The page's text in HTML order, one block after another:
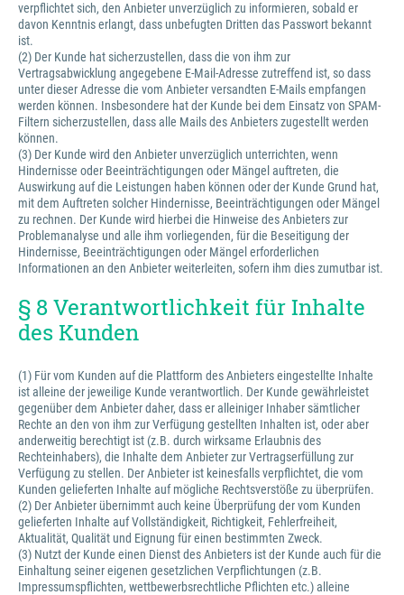
verpflichtet sich, den Anbieter unverzüglich zu informieren, sobald er
davon Kenntnis erlangt, dass unbefugten Dritten das Passwort bekannt
ist.
(2) Der Kunde hat sicherzustellen, dass die von ihm zur
Vertragsabwicklung angegebene E-Mail-Adresse zutreffend ist, so dass
unter dieser Adresse die vom Anbieter versandten E-Mails empfangen
werden können. Insbesondere hat der Kunde bei dem Einsatz von SPAM-
Filtern sicherzustellen, dass alle Mails des Anbieters zugestellt werden
können.
(3) Der Kunde wird den Anbieter unverzüglich unterrichten, wenn
Hindernisse oder Beeinträchtigungen oder Mängel auftreten, die
Auswirkung auf die Leistungen haben können oder der Kunde Grund hat,
mit dem Auftreten solcher Hindernisse, Beeinträchtigungen oder Mängel
zu rechnen. Der Kunde wird hierbei die Hinweise des Anbieters zur
Problemanalyse und alle ihm vorliegenden, für die Beseitigung der
Hindernisse, Beeinträchtigungen oder Mängel erforderlichen
Informationen an den Anbieter weiterleiten, sofern ihm dies zumutbar ist.
§ 8 Verantwortlichkeit für Inhalte
des Kunden
(1) Für vom Kunden auf die Plattform des Anbieters eingestellte Inhalte
ist alleine der jeweilige Kunde verantwortlich. Der Kunde gewährleistet
gegenüber dem Anbieter daher, dass er alleiniger Inhaber sämtlicher
Rechte an den von ihm zur Verfügung gestellten Inhalten ist, oder aber
anderweitig berechtigt ist (z.B. durch wirksame Erlaubnis des
Rechteinhabers), die Inhalte dem Anbieter zur Vertragserfüllung zur
Verfügung zu stellen. Der Anbieter ist keinesfalls verpflichtet, die vom
Kunden gelieferten Inhalte auf mögliche Rechtsverstöße zu überprüfen.
(2) Der Anbieter übernimmt auch keine Überprüfung der vom Kunden
gelieferten Inhalte auf Vollständigkeit, Richtigkeit, Fehlerfreiheit,
Aktualität, Qualität und Eignung für einen bestimmten Zweck.
(3) Nutzt der Kunde einen Dienst des Anbieters ist der Kunde auch für die
Einhaltung seiner eigenen gesetzlichen Verpflichtungen (z.B.
Impressumspflichten, wettbewerbsrechtliche Pflichten etc.) alleine